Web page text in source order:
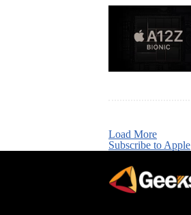
Load More
Subscribe to Apple